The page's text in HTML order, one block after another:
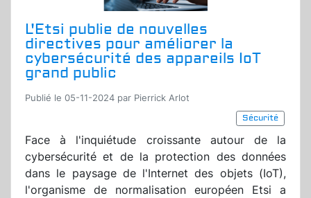
L'Etsi publie de nouvelles
directives pour améliorer la
cybersécurité des appareils IoT
grand public
Publié le 05-11-2024 par Pierrick Arlot
Sécurité
Face à l'inquiétude croissante autour de la
cybersécurité et de la protection des données
dans le paysage de l'Internet des objets (IoT),
l'organisme de normalisation européen Etsi a